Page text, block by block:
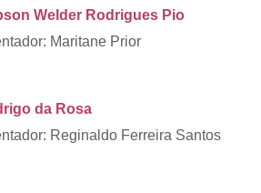
Welder Rodrigues Pio
Maritane Prior
da Rosa
Reginaldo Ferreira Santos